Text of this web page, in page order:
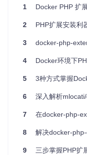
的智能管家"：当执行
息，包括依赖包、编
并行编译策略，在不
件和未使用的依赖包
的整洁。
场景应用：不同
基础场景：小型项目
如何用最少的配置满
1 Docker PHP 扩
2 PHP扩展安装利器
3 docker-php-extension-
4 Docker环境下PHP
5 3种方式掌握Docker环境
6 深入解析mlocati/
7 在docker-php-extension-
8 解决docker-php-
9 三步掌握PHP扩展安装与